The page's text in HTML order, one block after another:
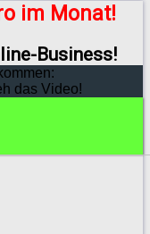
im Monat!
Business!
das Video!